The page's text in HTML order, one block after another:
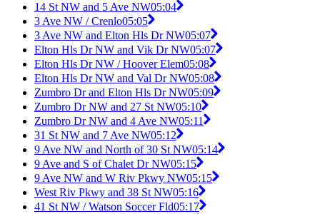
14 St NW and 5 Ave NW05:04
3 Ave NW / Crenlo05:05
3 Ave NW and Elton Hls Dr NW05:07
Elton Hls Dr NW and Vik Dr NW05:07
Elton Hls Dr NW / Hoover Elem05:08
Elton Hls Dr NW and Val Dr NW05:08
Zumbro Dr and Elton Hls Dr NW05:09
Zumbro Dr NW and 27 St NW05:10
Zumbro Dr NW and 4 Ave NW05:11
31 St NW and 7 Ave NW05:12
9 Ave NW and North of 30 St NW05:14
9 Ave and S of Chalet Dr NW05:15
9 Ave NW and W Riv Pkwy NW05:15
West Riv Pkwy and 38 St NW05:16
41 St NW / Watson Soccer Fld05:17